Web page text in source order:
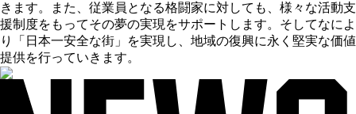
きます。また、従業員となる格闘家に対しても、様々な活動支
援制度をもってその夢の実現をサポートします。そしてなによ
り「日本一安全な街」を実現し、地域の復興に永く堅実な価値
提供を行っていきます。